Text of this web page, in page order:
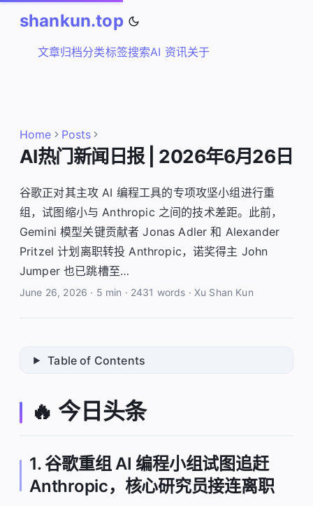
shankun.top
文章归档分类标签搜索AI 资讯关于
Home Posts
AI热门新闻日报 | 2026年6月26日
谷歌正对其主攻 AI 编程工具的专项攻坚小组进行重
组，试图缩小与 Anthropic 之间的技术差距。此前，
Gemini 模型关键贡献者 Jonas Adler 和 Alexander
Pritzel 计划离职转投 Anthropic，诺奖得主 John
Jumper 也已跳槽至…
June 26, 2026 · 5 min · 2431 words · Xu Shan Kun
Table of Contents
🔥 今日头条
1. 谷歌重组 AI 编程小组试图追赶
Anthropic，核心研究员接连离职